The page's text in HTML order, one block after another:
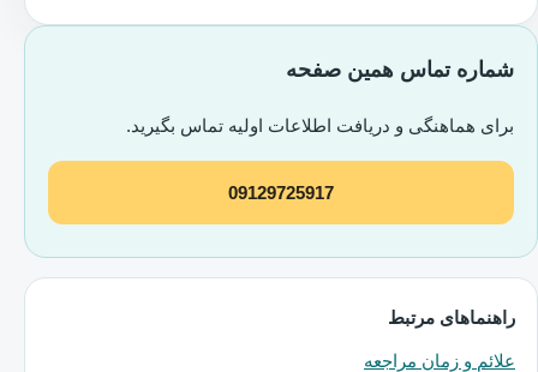
شماره تماس همین صفحه
برای هماهنگی و دریافت اطلاعات اولیه تماس بگیرید.
09129725917
راهنماهای مرتبط
علائم و زمان مراجعه